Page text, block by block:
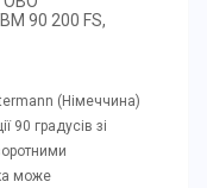
90 200 FS,
(Німеччина)
90 градусів зі
може